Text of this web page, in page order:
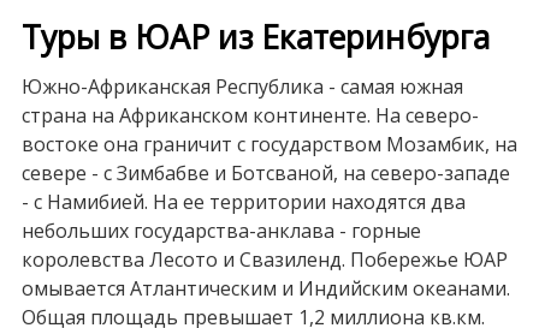
Туры в ЮАР из Екатеринбурга
Южно-Африканская Республика - самая южная
страна на Африканском континенте. На северо-
востоке она граничит с государством Мозамбик, на
севере - с Зимбабве и Ботсваной, на северо-западе
- с Намибией. На ее территории находятся два
небольших государства-анклава - горные
королевства Лесото и Свазиленд. Побережье ЮАР
омывается Атлантическим и Индийским океанами.
Общая площадь превышает 1,2 миллиона кв.км.